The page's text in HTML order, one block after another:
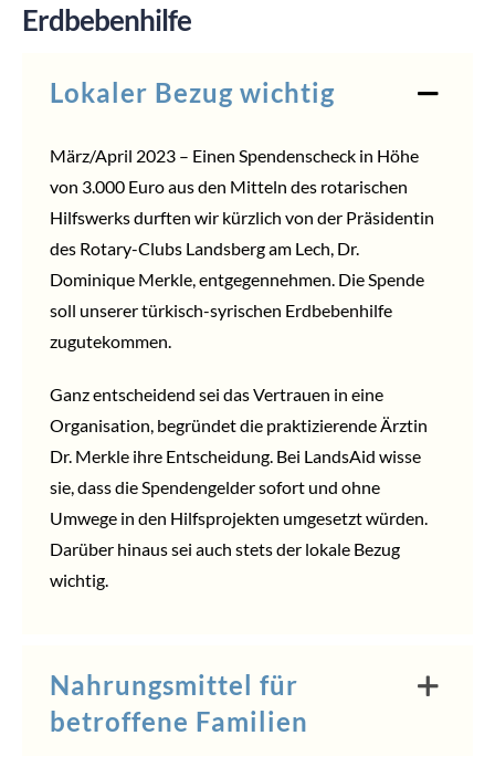
Erdbebenhilfe
Lokaler Bezug wichtig
März/April 2023 – Einen Spendenscheck in Höhe
von 3.000 Euro aus den Mitteln des rotarischen
Hilfswerks durften wir kürzlich von der Präsidentin
des Rotary-Clubs Landsberg am Lech, Dr.
Dominique Merkle, entgegennehmen. Die Spende
soll unserer türkisch-syrischen Erdbebenhilfe
zugutekommen.
Ganz entscheidend sei das Vertrauen in eine
Organisation, begründet die praktizierende Ärztin
Dr. Merkle ihre Entscheidung. Bei LandsAid wisse
sie, dass die Spendengelder sofort und ohne
Umwege in den Hilfsprojekten umgesetzt würden.
Darüber hinaus sei auch stets der lokale Bezug
wichtig.
Nahrungsmittel für
betroffene Familien